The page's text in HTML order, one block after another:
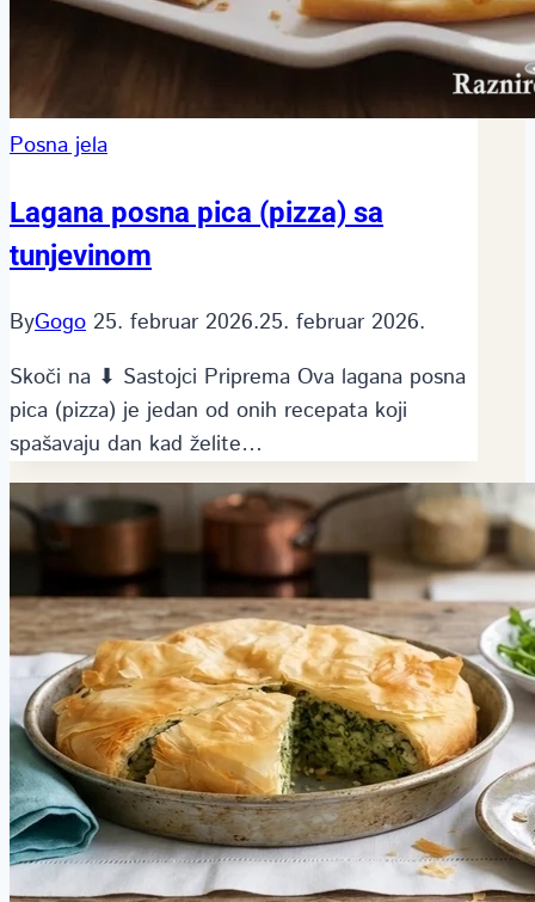
Posna jela
Lagana posna pica (pizza) sa
tunjevinom
ByGogo 25. februar 2026.25. februar 2026.
Skoči na ⬇ Sastojci Priprema Ova lagana posna
pica (pizza) je jedan od onih recepata koji
spašavaju dan kad želite…